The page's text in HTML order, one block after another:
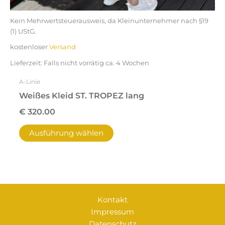
Kein Mehrwertsteuerausweis, da Kleinunternehmer nach §19
(1) UStG.
kostenloserVersand
Lieferzeit: Falls nicht vorrätig ca. 4 Wochen
A-Linie
Weißes Kleid ST. TROPEZ lang
€320.00
Ausführung wählen
Kontakt
Impressum